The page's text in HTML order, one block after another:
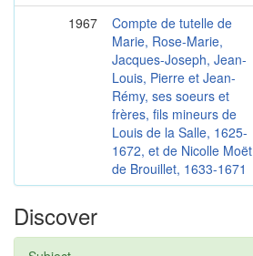
1967
Compte de tutelle de
Marie, Rose-Marie,
Jacques-Joseph, Jean-
Louis, Pierre et Jean-
Rémy, ses soeurs et
frères, fils mineurs de
Louis de la Salle, 1625-
1672, et de Nicolle Moët
de Brouillet, 1633-1671
Discover